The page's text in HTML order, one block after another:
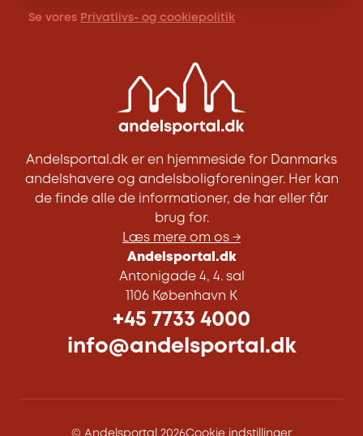
Se vores Privatlivs- og cookiepolitik
Andelsportal.dk er en hjemmeside for Danmarks
andelshavere og andelsboligforeninger. Her kan
de finde alle de informationer, de har eller får
brug for.
Læs mere om os →
Andelsportal.dk
Antonigade 4, 4. sal
1106 København K
+45 7733 4000
info@andelsportal.dk
© Andelsportal 2026Cookie indstillinger